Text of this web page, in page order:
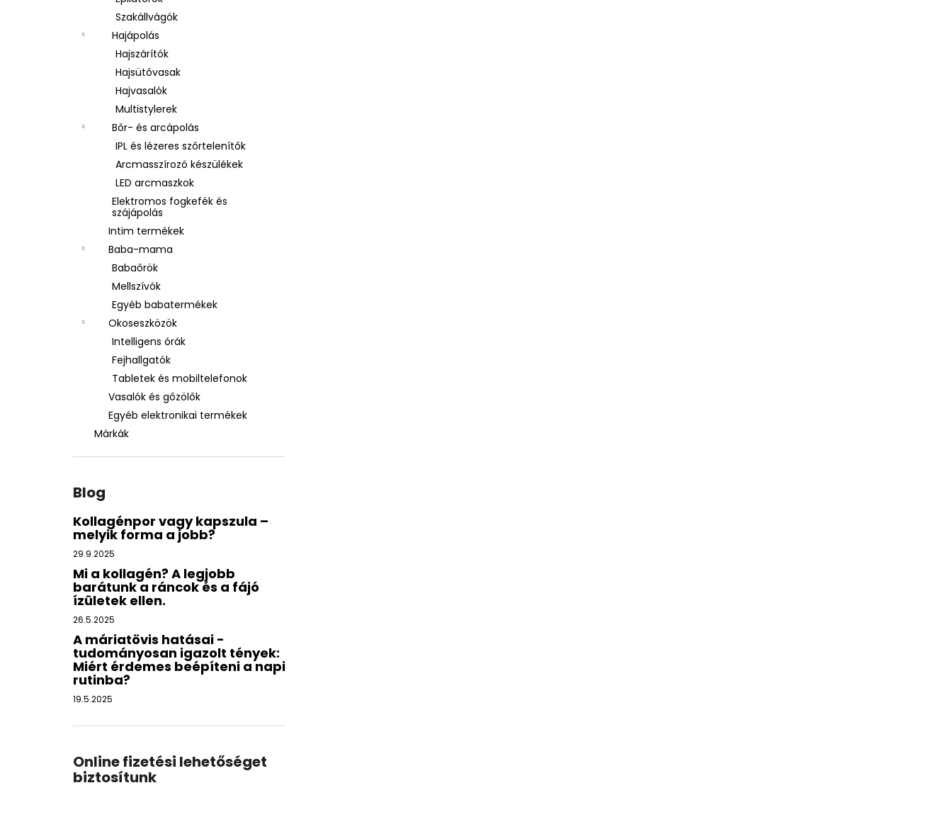
Szakállvágók
Hajápolás
Hajszárítók
Hajsütővasak
Hajvasalók
Multistylerek
Bőr- és arcápolás
IPL és lézeres szőrtelenítők
Arcmasszírozó készülékek
LED arcmaszkok
Elektromos fogkefék és
szájápolás
Intim termékek
Baba-mama
Babaőrök
Mellszívók
Egyéb babatermékek
Okoseszközök
Intelligens órák
Fejhallgatók
Tabletek és mobiltelefonok
Vasalók és gőzölők
Egyéb elektronikai termékek
Márkák
Blog
Kollagénpor vagy kapszula –
melyik forma a jobb?
29.9.2025
Mi a kollagén? A legjobb
barátunk a ráncok és a fájó
ízületek ellen.
26.5.2025
A máriatövis hatásai -
tudományosan igazolt tények:
Miért érdemes beépíteni a napi
rutinba?
19.5.2025
Online fizetési lehetőséget
biztosítunk